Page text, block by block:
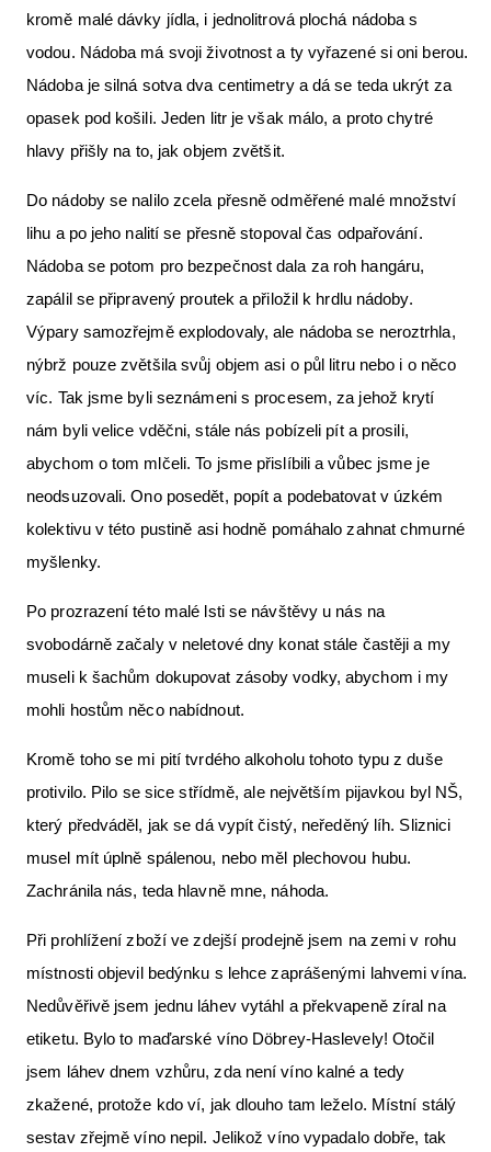
kromě malé dávky jídla, i jednolitrová plochá nádoba s
vodou. Nádoba má svoji životnost a ty vyřazené si oni berou.
Nádoba je silná sotva dva centimetry a dá se teda ukrýt za
opasek pod košili. Jeden litr je však málo, a proto chytré
hlavy přišly na to, jak objem zvětšit.
Do nádoby se nalilo zcela přesně odměřené malé množství
lihu a po jeho nalití se přesně stopoval čas odpařování.
Nádoba se potom pro bezpečnost dala za roh hangáru,
zapálil se připravený proutek a přiložil k hrdlu nádoby.
Výpary samozřejmě explodovaly, ale nádoba se neroztrhla,
nýbrž pouze zvětšila svůj objem asi o půl litru nebo i o něco
víc. Tak jsme byli seznámeni s procesem, za jehož krytí
nám byli velice vděčni, stále nás pobízeli pít a prosili,
abychom o tom mlčeli. To jsme přislíbili a vůbec jsme je
neodsuzovali. Ono posedět, popít a podebatovat v úzkém
kolektivu v této pustině asi hodně pomáhalo zahnat chmurné
myšlenky.
Po prozrazení této malé lsti se návštěvy u nás na
svobodárně začaly v neletové dny konat stále častěji a my
museli k šachům dokupovat zásoby vodky, abychom i my
mohli hostům něco nabídnout.
Kromě toho se mi pití tvrdého alkoholu tohoto typu z duše
protivilo. Pilo se sice střídmě, ale největším pijavkou byl NŠ,
který předváděl, jak se dá vypít čistý, neředěný líh. Sliznici
musel mít úplně spálenou, nebo měl plechovou hubu.
Zachránila nás, teda hlavně mne, náhoda.
Při prohlížení zboží ve zdejší prodejně jsem na zemi v rohu
místnosti objevil bedýnku s lehce zaprášenými lahvemi vína.
Nedůvěřivě jsem jednu láhev vytáhl a překvapeně zíral na
etiketu. Bylo to maďarské víno Döbrey-Haslevely! Otočil
jsem láhev dnem vzhůru, zda není víno kalné a tedy
zkažené, protože kdo ví, jak dlouho tam leželo. Místní stálý
sestav zřejmě víno nepil. Jelikož víno vypadalo dobře, tak